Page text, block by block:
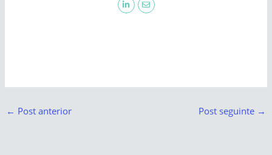
← Post anterior Post seguinte →